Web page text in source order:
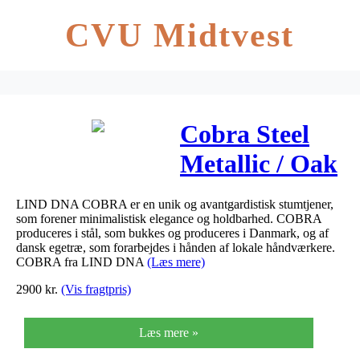
CVU Midtvest
Cobra Steel
Metallic / Oak
Nature
LIND DNA COBRA er en unik og avantgardistisk stumtjener,
som forener minimalistisk elegance og holdbarhed. COBRA
produceres i stål, som bukkes og produceres i Danmark, og af
dansk egetræ, som forarbejdes i hånden af lokale håndværkere.
COBRA fra LIND DNA (Læs mere)
2900 kr. (Vis fragtpris)
Læs mere »